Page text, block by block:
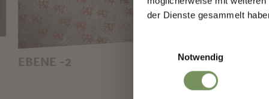
der Dienste gesammelt
Notwendig
EDELWEISS GEROLLT, RUDOLF S
EBENE -2